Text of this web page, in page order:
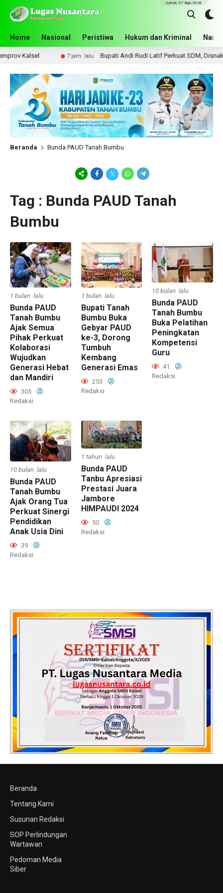
Home Nasional Peristiwa Hukum dan Kriminal
Jumat, 07 Agu 2026
Kalsel 7 jam lalu Bupati Andi Rudi Latif Perkuat SDM,
Beranda Bunda PAUD Tanah Bumbu
Tag : Bunda PAUD Tanah
Bumbu
1 bulan lalu
Bunda PAUD
Tanah Bumbu
Ajak Semua
Pihak Perkuat
Kolaborasi
Wujudkan
Generasi Hebat
dan Mandiri
305
Redaksi
1 bulan lalu
Bupati Tanah
Bumbu Buka
Gebyar PAUD
ke-3, Dorong
Tumbuh
Kembang
Generasi Emas
253
Redaksi
10 bulan lalu
Bunda PAUD
Tanah Bumbu
Buka Pelatihan
Peningkatan
Kompetensi
Guru
41
Redaksi
10 bulan lalu
Bunda PAUD
Tanah Bumbu
Ajak Orang Tua
Perkuat Sinergi
Pendidikan
Anak Usia Dini
39
Redaksi
1 tahun lalu
Bunda PAUD
Tanbu Apresiasi
Prestasi Juara
Jambore
HIMPAUDI 2024
50
Redaksi
Beranda
Tentang Kami
Susunan Redaksi
SOP Perlindungan
Wartawan
Pedoman Media
Siber